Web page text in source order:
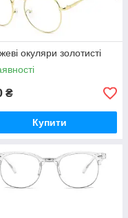
окуляри золотисті
₴
Купити